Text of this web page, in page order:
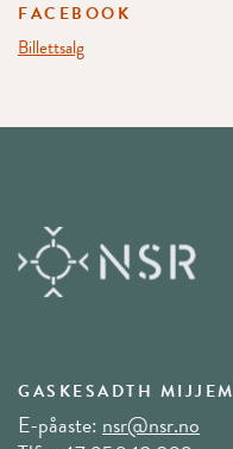
FACEBOOK
Billettsalg
GASKESADTH MIJJEM
E-påaste: nsr@nsr.no